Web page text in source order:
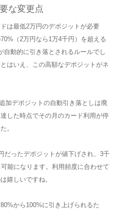
な変更点
は最低2万円のデポジットが必要
（2万円なら1万4千円）を超える
自動的に引き落とされるルールでし
はいえ、この高額なデポジットがネ
加デポジットの自動引き落としは廃
した時点でその月のカード利用が停
。
だったデポジットが値下げされ、3千
能になります。利用頻度に合わせて
嬉しいですね。
から100%に引き上げられるた